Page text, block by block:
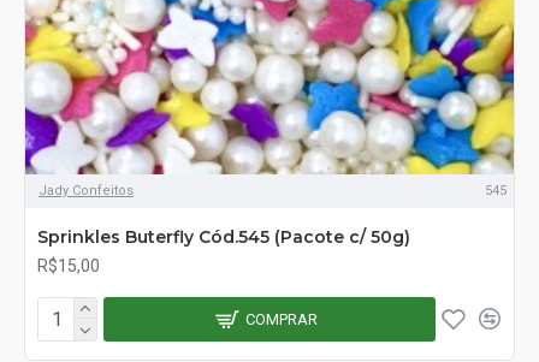
Jady Confeitos 545
Sprinkles Buterfly Cód.545 (Pacote c/ 50g)
R$15,00
COMPRAR